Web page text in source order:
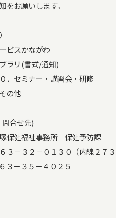
をお願いします。
ビスかながわ
リ(書式/通知)
セミナー・講習会・研修
他
合せ先)
保健福祉事務所 保健予防課
３－３２－０１３０（内線２７
３－３５－４０２５